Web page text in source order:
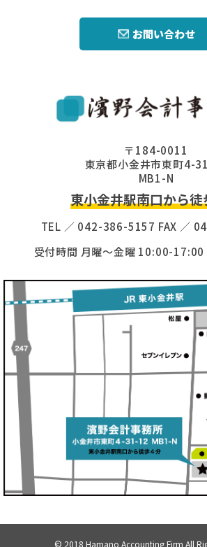
お問い合わせ
〒184-0011
東京都小金井市東町4-
MB1-N
東小金井駅南口から徒
TEL ／ 042-386-5157 FAX ／
受付時間 月曜〜金曜 10:00-17:00
© 2018 Hamano Accounting Firm All